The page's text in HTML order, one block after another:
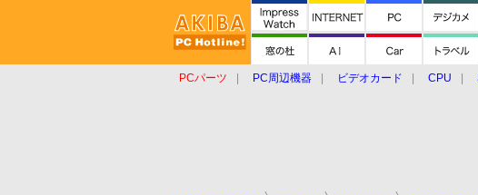
PCパーツ PC周辺機器 ビデオカード CPU